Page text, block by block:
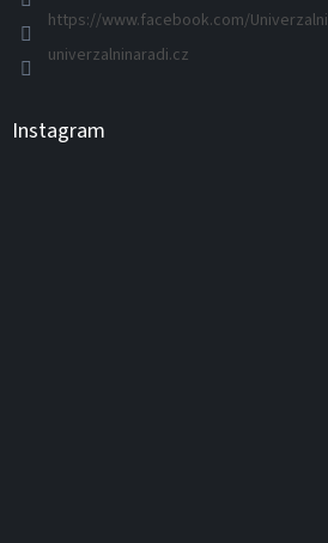
https://www.facebook.com/
univerzalninaradi.cz
Instagram